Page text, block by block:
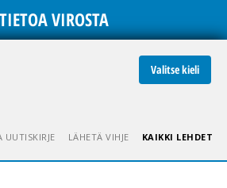
VIROSTA
Valitse kieli
UUTISKIRJE LÄHETÄ VIHJE KAIKKI LEHDET